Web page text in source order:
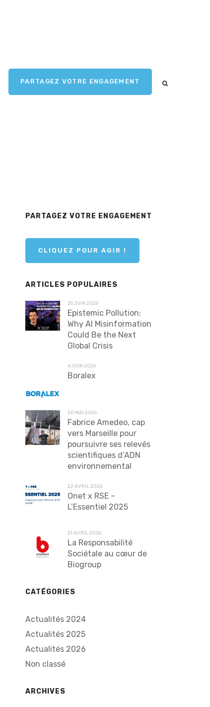
PARTAGEZ VOTRE ENGAGEMENT
PARTAGEZ VOTRE ENGAGEMENT
CLIQUEZ POUR AGIR !
ARTICLES POPULAIRES
25 JUIN 2026
Epistemic Pollution:
Why AI Misinformation
Could Be the Next
Global Crisis
4 JUIN 2026
Boralex
20 MAI 2026
Fabrice Amedeo, cap
vers Marseille pour
poursuivre ses relevés
scientifiques d’ADN
environnemental
22 AVRIL 2026
Onet x RSE –
L’Essentiel 2025
21 AVRIL 2026
La Responsabilité
Sociétale au cœur de
Biogroup
CATÉGORIES
Actualités 2024
Actualités 2025
Actualités 2026
Non classé
ARCHIVES